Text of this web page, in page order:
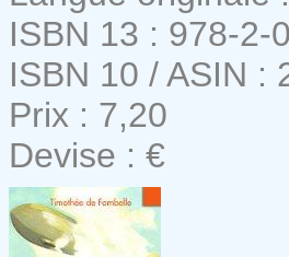
ISBN 13 : 978-2-
ISBN 10 / ASIN :
Prix : 7,20
Devise : €